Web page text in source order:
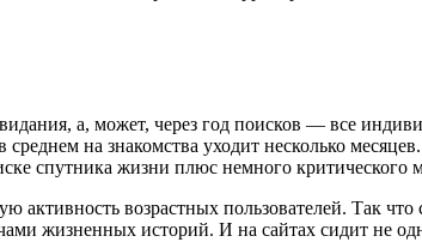
а, может, через год поисков — все
на знакомства уходит несколько
спутника жизни плюс немного
возрастных пользователей. Так
жизненных историй. И на сайтах сидит не